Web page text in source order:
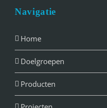
Navigatie
Home
Doelgroepen
Producten